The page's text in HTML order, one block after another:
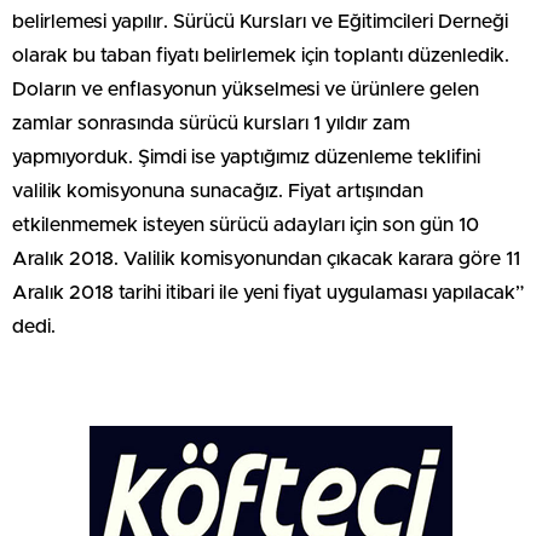
belirlemesi yapılır. Sürücü Kursları ve Eğitimcileri Derneği
olarak bu taban fiyatı belirlemek için toplantı düzenledik.
Doların ve enflasyonun yükselmesi ve ürünlere gelen
zamlar sonrasında sürücü kursları 1 yıldır zam
yapmıyorduk. Şimdi ise yaptığımız düzenleme teklifini
valilik komisyonuna sunacağız. Fiyat artışından
etkilenmemek isteyen sürücü adayları için son gün 10
Aralık 2018. Valilik komisyonundan çıkacak karara göre 11
Aralık 2018 tarihi itibari ile yeni fiyat uygulaması yapılacak”
dedi.